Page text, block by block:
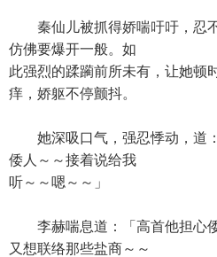
秦仙儿被抓得娇喘吁吁，忍不
仿佛要爆开一般。如
此强烈的蹂躏前所未有，让她顿
痒，娇躯不停颤抖。
她深吸口气，强忍悸动，道
倭人～～接着说给我
听～～嗯～～」
李赫喘息道：「高首他担心
又想联络那些盐商～～